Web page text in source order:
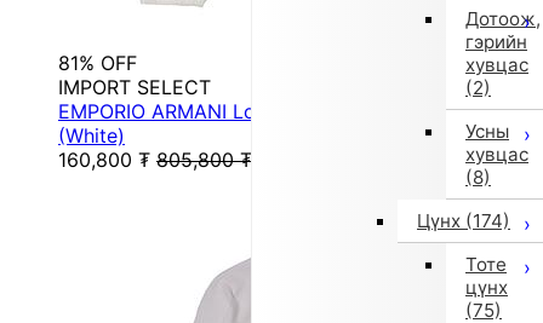
Дотоож,
гэрийн
хувцас
(2)
Усны
хувцас
(8)
Цүнх (174)
Тоте
цүнх
(75)
81% OFF
IMPORT SELECT
EMPORIO ARMANI Long-Sleeve Shirt Blouse
(White)
160,800 ₮ 805,800 ₮